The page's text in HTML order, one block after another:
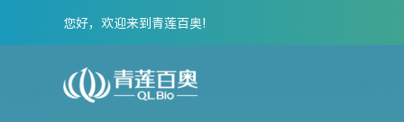
您好，欢迎来到青莲百奥!